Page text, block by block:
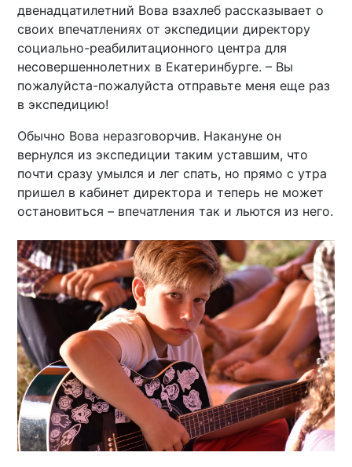
двенадцатилетний Вова взахлеб рассказывает о
своих впечатлениях от экспедиции директору
социально-реабилитационного центра для
несовершеннолетних в Екатеринбурге. – Вы
пожалуйста-пожалуйста отправьте меня еще раз
в экспедицию!
Обычно Вова неразговорчив. Накануне он
вернулся из экспедиции таким уставшим, что
почти сразу умылся и лег спать, но прямо с утра
пришел в кабинет директора и теперь не может
остановиться – впечатления так и льются из него.